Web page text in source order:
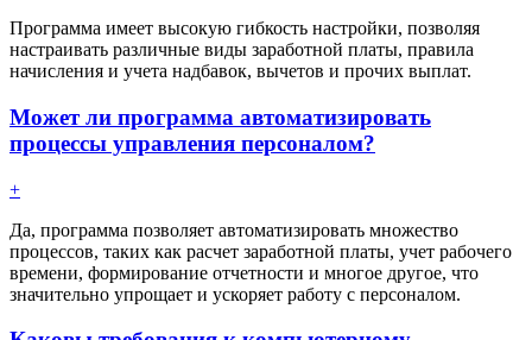
Программа имеет высокую гибкость настройки, позволяя
настраивать различные виды заработной платы, правила
начисления и учета надбавок, вычетов и прочих выплат.
Может ли программа автоматизировать
процессы управления персоналом?
+
Да, программа позволяет автоматизировать множество
процессов, таких как расчет заработной платы, учет рабочего
времени, формирование отчетности и многое другое, что
значительно упрощает и ускоряет работу с персоналом.